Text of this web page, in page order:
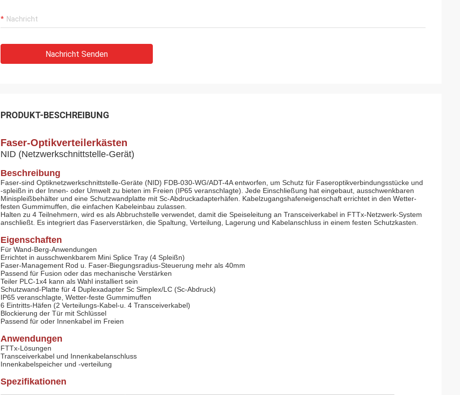
Nachricht Senden
PRODUKT-BESCHREIBUNG
Faser-Optikverteilerkästen
NID (Netzwerkschnittstelle-Gerät)
Beschreibung
Faser-sind Optiknetzwerkschnittstelle-Geräte (NID) FDB-030-WG/ADT-4A entworfen, um Schutz für Faseroptikverbindungsstücke und
-spleißn in der Innen- oder Umwelt zu bieten im Freien (IP65 veranschlagte). Jede Einschließung hat eingebaut, ausschwenkbaren
Minispleißbehälter und eine Schutzwandplatte mit Sc-Abdruckadapterhäfen. Kabelzugangshafeneigenschaft errichtet in den Wetter-
festen Gummimuffen, die einfachen Kabeleinbau zulassen.
Halten zu 4 Teilnehmern, wird es als Abbruchstelle verwendet, damit die Speiseleitung an Transceiverkabel in FTTx-Netzwerk-System
anschließt. Es integriert das Faserverstärken, die Spaltung, Verteilung, Lagerung und Kabelanschluss in einem festen Schutzkasten.
Eigenschaften
Für Wand-Berg-Anwendungen
Errichtet in ausschwenkbarem Mini Splice Tray (4 Spleißn)
Faser-Management Rod u. Faser-Biegungsradius-Steuerung mehr als 40mm
Passend für Fusion oder das mechanische Verstärken
Teiler PLC-1x4 kann als Wahl installiert sein
Schutzwand-Platte für 4 Duplexadapter Sc Simplex/LC (Sc-Abdruck)
IP65 veranschlagte, Wetter-feste Gummimuffen
6 Eintritts-Häfen (2 Verteilungs-Kabel-u. 4 Transceiverkabel)
Blockierung der Tür mit Schlüssel
Passend für oder Innenkabel im Freien
Anwendungen
FTTx-Lösungen
Transceiverkabel und Innenkabelanschluss
Innenkabelspeicher und -verteilung
Spezifikationen